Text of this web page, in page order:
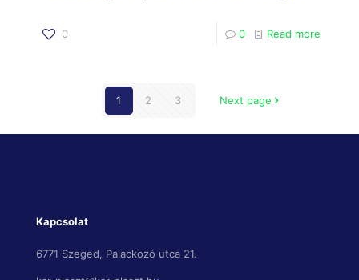
0 0 Read more
1 2 3 Next page
Kapcsolat
6771 Szeged, Palackozó utca 21.